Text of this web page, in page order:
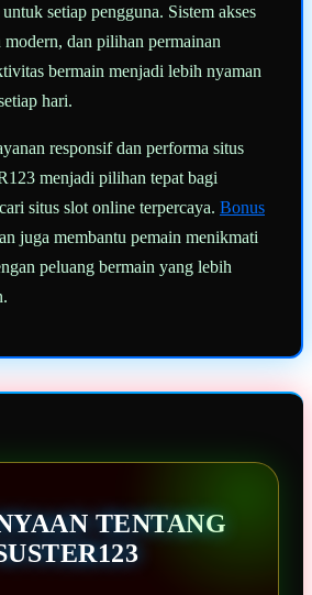
setiap pengguna. Sistem akses
dan pilihan permainan
bermain menjadi lebih nyaman
hari.
responsif dan performa situs
menjadi pilihan tepat bagi
situs slot online terpercaya. Bonus
juga membantu pemain menikmati
peluang bermain yang lebih
TENTANG